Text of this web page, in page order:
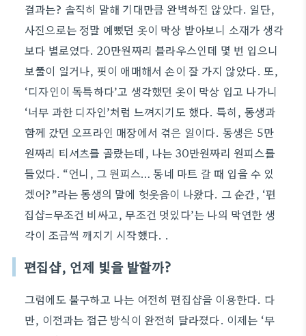
결과는? 솔직히 말해 기대만큼 완벽하진 않았다. 일단,
사진으로는 정말 예뻤던 옷이 막상 받아보니 소재가 생각
보다 별로였다. 20만원짜리 블라우스인데 몇 번 입으니
보풀이 일거나, 핏이 애매해서 손이 잘 가지 않았다. 또,
‘디자인이 독특하다’고 생각했던 옷이 막상 입고 나가니
‘너무 과한 디자인’처럼 느껴지기도 했다. 특히, 동생과
함께 갔던 오프라인 매장에서 겪은 일이다. 동생은 5만
원짜리 티셔츠를 골랐는데, 나는 30만원짜리 원피스를
들었다. “언니, 그 원피스… 동네 마트 갈 때 입을 수 있
겠어?”라는 동생의 말에 헛웃음이 나왔다. 그 순간, ‘편
집샵=무조건 비싸고, 무조건 멋있다’는 나의 막연한 생
각이 조금씩 깨지기 시작했다. .
편집샵, 언제 빛을 발할까?
그럼에도 불구하고 나는 여전히 편집샵을 이용한다. 다
만, 이전과는 접근 방식이 완전히 달라졌다. 이제는 ‘무